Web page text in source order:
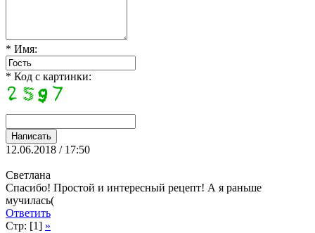
* Имя:
* Код с картинки:
12.06.2018 / 17:50
Светлана
Спасибо! Простой и интересный рецепт! А я раньше
мучилась(
Ответить
Стр: [1] »